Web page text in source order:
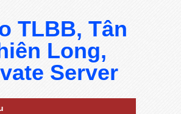
TLBB, Tân
Long,
Server